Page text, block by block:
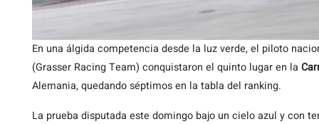
En una álgida competencia desde la luz verde, el piloto
(Grasser Racing Team) conquistaron el quinto lugar en la
Alemania, quedando séptimos en la tabla del ranking.
La prueba disputada este domingo bajo un cielo azul y con